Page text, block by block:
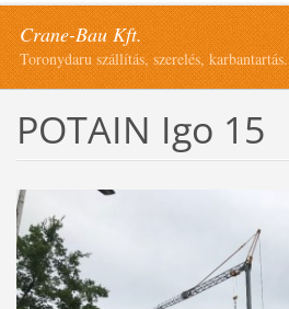
Crane-Bau Kft.
Toronydaru szállítás, szerelés, karbantartás.
POTAIN Igo 15